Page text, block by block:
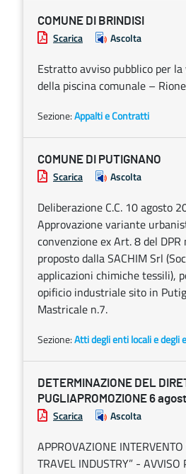
COMUNE DI BRINDISI
Scarica Ascolta
Estratto avviso pubblico per la
della piscina comunale –
Sezione:Appalti e Contratti
COMUNE DI PUTIGNANO
Scarica Ascolta
Deliberazione C.C. 10 agosto
Approvazione variante
convenzione ex Art. 8 del
proposto dalla SACHIM Srl
applicazioni chimiche tessili),
opificio industriale sito in
Mastricale n.7.
Sezione:Atti degli enti locali e degli
DETERMINAZIONE DEL
PUGLIAPROMOZIONE 6
Scarica Ascolta
APPROVAZIONE
TRAVEL INDUSTRY” - AVVISO